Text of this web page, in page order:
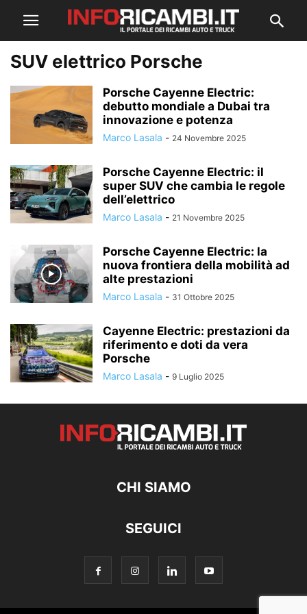
SUV elettrico Porsche
Porsche Cayenne Electric:
debutto mondiale a Dubai tra
innovazione e potenza
Marco Lasala - 24 Novembre 2025
Porsche Cayenne Electric: il
super SUV che cambia le regole
dell’elettrico
Marco Lasala - 21 Novembre 2025
Porsche Cayenne Electric: la
nuova frontiera della mobilità ad
alte prestazioni
Marco Lasala - 31 Ottobre 2025
Cayenne Electric: prestazioni da
riferimento e doti da vera
Porsche
Marco Lasala - 9 Luglio 2025
CHI SIAMO
SEGUICI